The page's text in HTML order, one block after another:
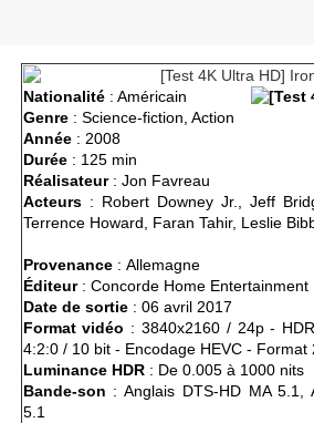
Nationalité: Américain
Genre: Science-fiction, Action
Année: 2008
Durée: 125 min
Réalisateur: Jon Favreau
Acteurs: Robert Downey Jr., Jeff
Terrence Howard, Faran Tahir, Leslie
Provenance: Allemagne
Éditeur: Concorde Home Entertainment
Date de sortie: 06 avril 2017
Format vidéo : 3840x2160 / 24p -
4:2:0 / 10 bit - Encodage HEVC - Format
Luminance HDR: De 0.005 à 1000 nits
Bande-son : Anglais DTS-HD MA 5.1,
5.1